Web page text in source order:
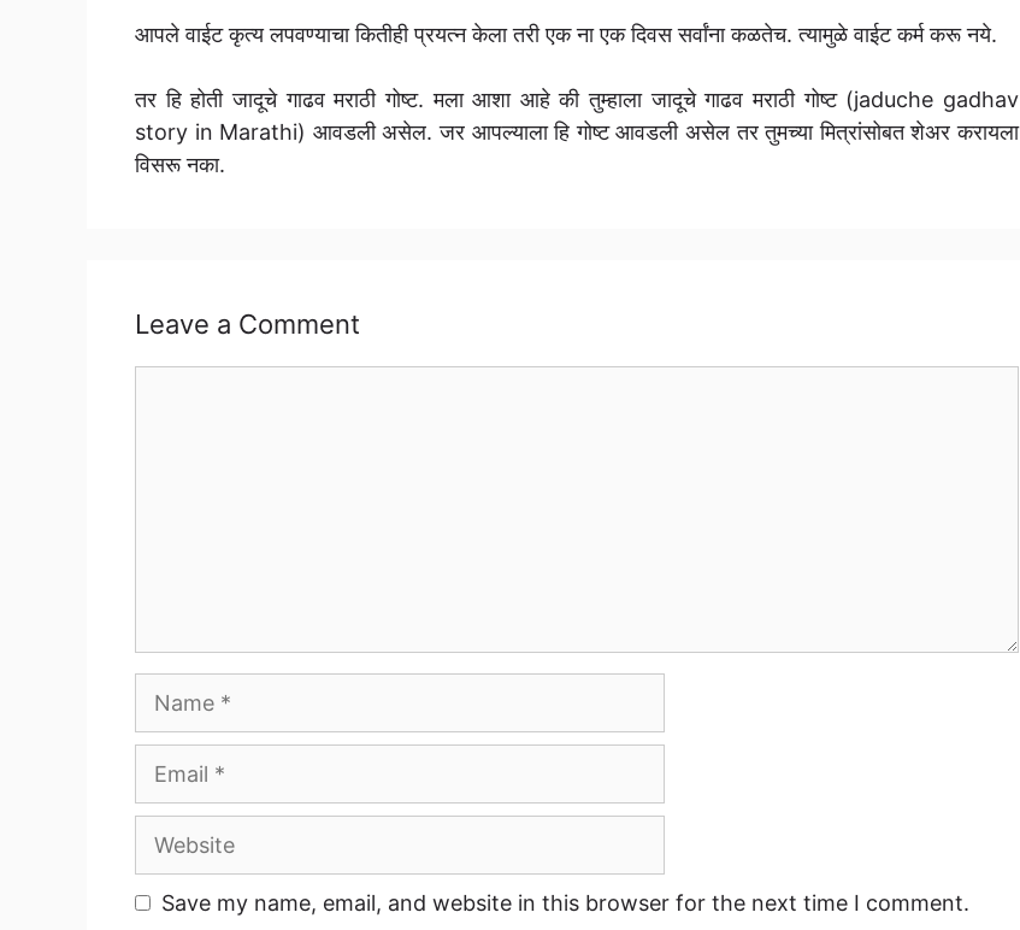
आपले वाईट कृत्य लपवण्याचा कितीही प्रयत्न केला तरी एक ना एक दिवस सर्वांना कळतेच. त्यामुळे वाईट कर्म करू नये.
तर हि होती जादूचे गाढव मराठी गोष्ट. मला आशा आहे की तुम्हाला जादूचे गाढव मराठी गोष्ट (jaduche gadhav
story in Marathi) आवडली असेल. जर आपल्याला हि गोष्ट आवडली असेल तर तुमच्या मित्रांसोबत शेअर करायला
विसरू नका.
Leave a Comment
Website
Save my name, email, and website in this browser for the next time I comment.